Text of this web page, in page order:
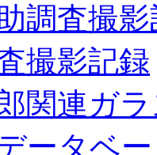
調査撮
撮影記録
関連ガ
ータベ